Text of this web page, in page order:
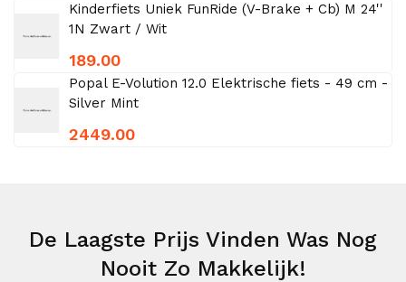
Kinderfiets Uniek FunRide (V-Brake + Cb) M 24''
1N Zwart / Wit
189.00
Popal E-Volution 12.0 Elektrische fiets - 49 cm -
Silver Mint
2449.00
De Laagste Prijs Vinden Was Nog
Nooit Zo Makkelijk!